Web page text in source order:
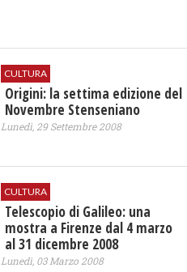
CULTURA
Origini: la settima edizione del
Novembre Stenseniano
Lunedì, 29 Settembre 2008
CULTURA
Telescopio di Galileo: una
mostra a Firenze dal 4 marzo
al 31 dicembre 2008
Lunedì, 03 Marzo 2008